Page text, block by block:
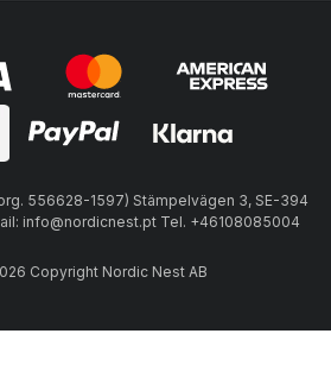
556628-1597) Stämpelvägen 3, SE-394
info@nordicnest.pt Tel. +46108085004
Copyright Nordic Nest AB